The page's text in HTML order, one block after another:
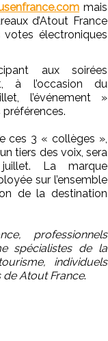
mais
d’Atout France
électroniques
aux soirées
à l’occasion du
l’événement »
ces 3 « collèges »,
tiers des voix, sera
La marque
sur l’ensemble
de la destination
professionnels
spécialistes de la
individuels
Atout France.